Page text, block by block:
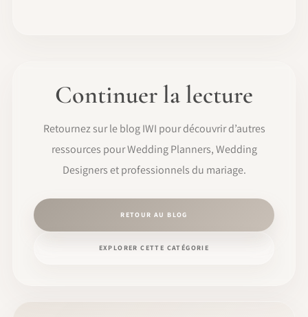
Continuer la lecture
Retournez sur le blog IWI pour découvrir d’autres
ressources pour Wedding Planners, Wedding
Designers et professionnels du mariage.
RETOUR AU BLOG
EXPLORER CETTE CATÉGORIE